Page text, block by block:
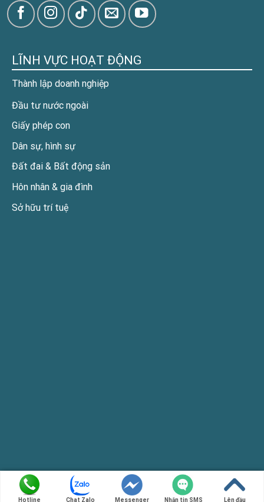
LĨNH VỰC HOẠT ĐỘNG
Thành lập doanh nghiệp
Đầu tư nước ngoài
Giấy phép con
Dân sự, hình sự
Đất đai & Bất động sản
Hôn nhân & gia đình
Sở hữu trí tuệ
Copyright 2026 ©Luật Hải Việt
Hotline Chat Zalo Messenger Nhắn tin SMS Lên đầu